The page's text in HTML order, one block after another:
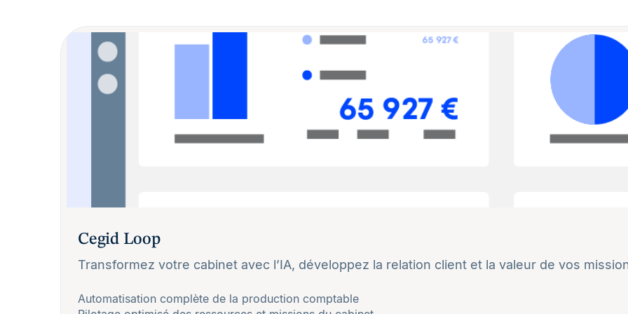
Cegid Loop
Transformez votre cabinet avec l’IA, développez la relation client et la valeur de vos
Automatisation complète de la production comptable